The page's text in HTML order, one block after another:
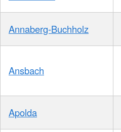
Annaberg-Buchholz
Ansbach
Apolda